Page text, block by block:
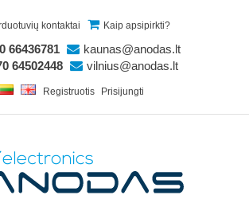
kontaktai Kaip apsipirkti?
66436781
kaunas@anodas.lt
64502448
vilnius@anodas.lt
Registruotis Prisijungti